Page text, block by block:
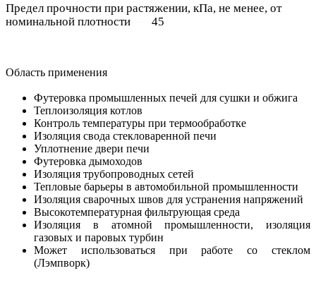
Предел прочности при растяжении, кПа, не менее, от
номинальной плотности
45
Область применения
Футеровка промышленных печей для сушки и обжига
Теплоизоляция котлов
Контроль температуры при термообработке
Изоляция свода стекловаренной печи
Уплотнение двери печи
Футеровка дымоходов
Изоляция трубопроводных сетей
Тепловые барьеры в автомобильной промышленности
Изоляция сварочных швов для устранения напряжений
Высокотемпературная фильтрующая среда
Изоляция в атомной промышленности, изоляция
газовых и паровых турбин
Может использоваться при работе со стеклом
(Лэмпворк)